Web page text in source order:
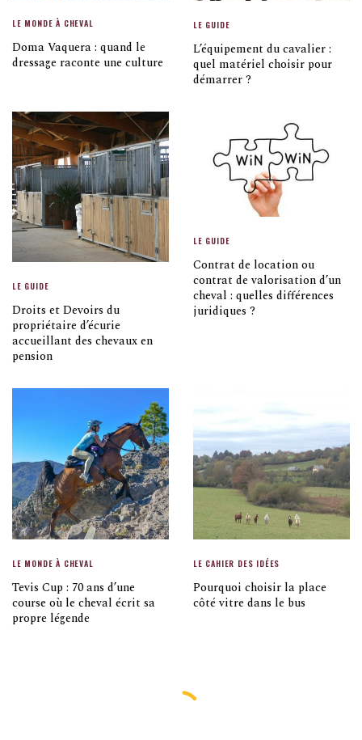
LE MONDE À CHEVAL
Doma Vaquera : quand le
dressage raconte une culture
LE GUIDE
L’équipement du cavalier :
quel matériel choisir pour
démarrer ?
LE GUIDE
Droits et Devoirs du
propriétaire d’écurie
accueillant des chevaux en
pension
LE GUIDE
Contrat de location ou
contrat de valorisation d’un
cheval : quelles différences
juridiques ?
LE MONDE À CHEVAL
Tevis Cup : 70 ans d’une
course où le cheval écrit sa
propre légende
LE CAHIER DES IDÉES
Pourquoi choisir la place
côté vitre dans le bus